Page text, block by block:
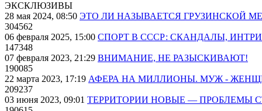
ЭКСКЛЮЗИВЫ
28 мая 2024, 08:50 ЭТО ЛИ НАЗЫВАЕТСЯ ГРУЗИНСКОЙ
304562
06 февраля 2025, 15:00 СПОРТ В СССР: СКАНДАЛЫ,
147348
07 февраля 2023, 21:29 ВНИМАНИЕ, НЕ РАЗЫСКИВАЮТ!
190085
22 марта 2023, 17:19 АФЕРА НА МИЛЛИОНЫ. МУЖ -
209237
03 июня 2023, 09:01 ТЕРРИТОРИИ НОВЫЕ — ПРОБЛЕМЫ